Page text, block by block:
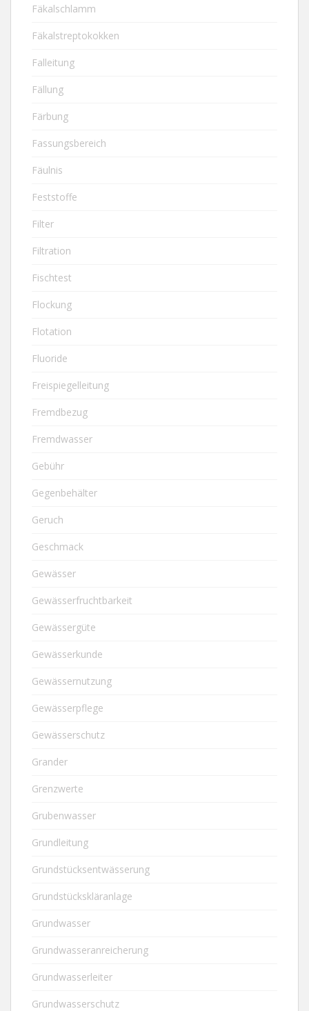
Fäkalschlamm
Fäkalstreptokokken
Falleitung
Fällung
Färbung
Fassungsbereich
Fäulnis
Feststoffe
Filter
Filtration
Fischtest
Flockung
Flotation
Fluoride
Freispiegelleitung
Fremdbezug
Fremdwasser
Gebühr
Gegenbehälter
Geruch
Geschmack
Gewässer
Gewässerfruchtbarkeit
Gewässergüte
Gewässerkunde
Gewässernutzung
Gewässerpflege
Gewässerschutz
Grander
Grenzwerte
Grubenwasser
Grundleitung
Grundstücksentwässerung
Grundstückskläranlage
Grundwasser
Grundwasseranreicherung
Grundwasserleiter
Grundwasserschutz